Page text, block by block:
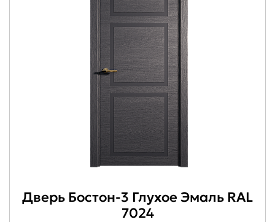
Дверь Бостон-3 Глухое Эмаль RAL
7024